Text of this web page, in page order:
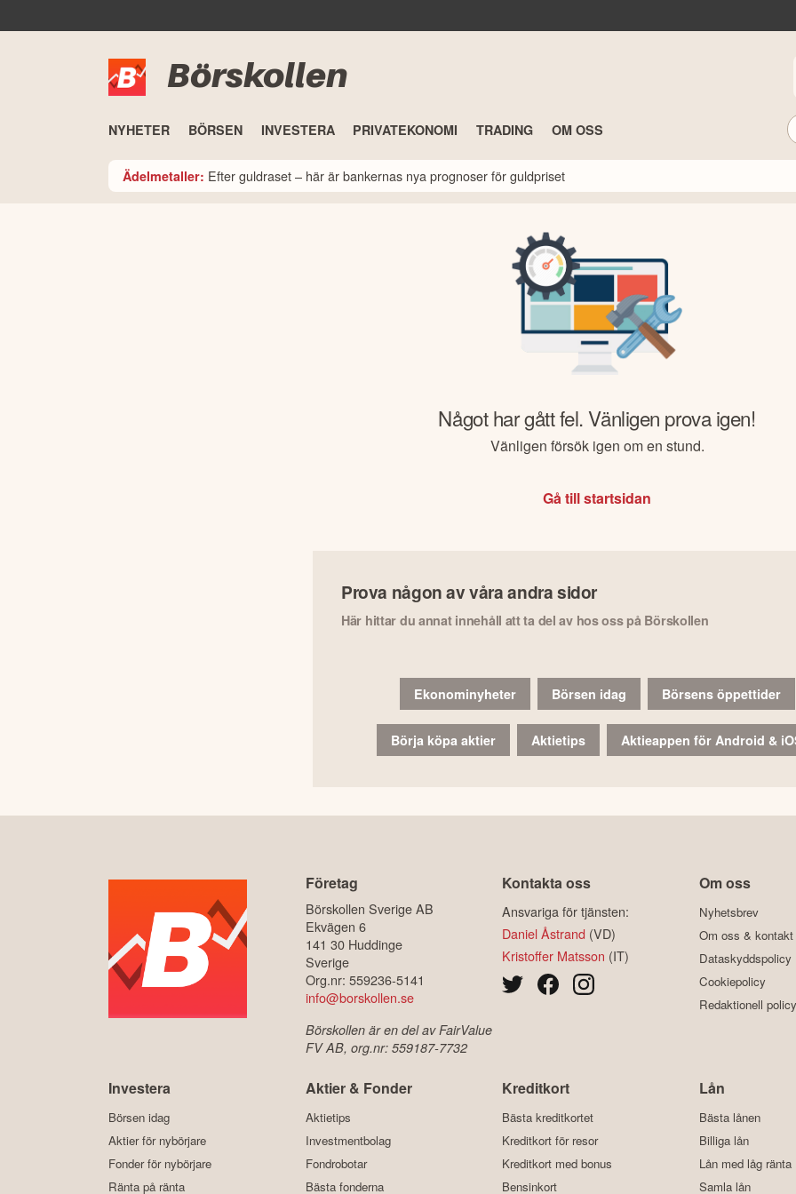
Börskollen
NYHETER BÖRSEN INVESTERA PRIVATEKONOMI TRADING OM OSS
Ädelmetaller: Efter guldraset – här är bankernas nya prognoser för guldpriset
Något har gått fel. Vänligen prova igen!
Vänligen försök igen om en stund.
Gå till startsidan
Prova någon av våra andra sidor
Här hittar du annat innehåll att ta del av hos oss på Börskollen
Ekonominyheter Börsen idag Börsens öppettider
Börja köpa aktier Aktietips Aktieappen för Android &
Företag
Börskollen Sverige AB
Ekvägen 6
141 30 Huddinge
Sverige
Org.nr: 559236-5141
info@borskollen.se
Börskollen är en del av FairValue
FV AB, org.nr: 559187-7732
Kontakta oss
Ansvariga för tjänsten:
Daniel Åstrand (VD)
Kristoffer Matsson (IT)
Om oss
Nyhetsbrev
Om oss & kontakt
Dataskyddspolicy
Cookiepolicy
Redaktionell policy
Investera
Börsen idag
Aktier för nybörjare
Fonder för nybörjare
Ränta på ränta
Aktier & Fonder
Aktietips
Investmentbolag
Fondrobotar
Bästa fonderna
Kreditkort
Bästa kreditkortet
Kreditkort för resor
Kreditkort med bonus
Bensinkort
Lån
Bästa lånen
Billiga lån
Lån med låg ränta
Samla lån